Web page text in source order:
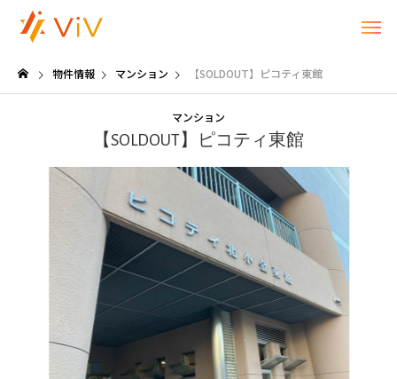
物件情報 マンション 【SOLDOUT】ピコティ東館
マンション
【SOLDOUT】ピコティ東館